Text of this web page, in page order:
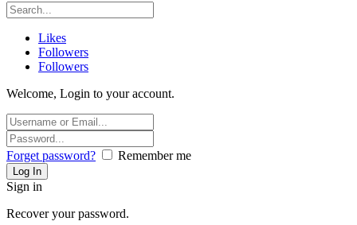
Likes
Followers
Followers
Welcome, Login to your account.
Forget password? Remember me
Sign in
Recover your password.